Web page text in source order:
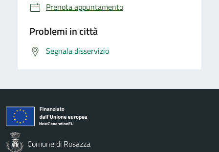
Prenota appuntamento
Problemi in città
Segnala disservizio
Comune di Rosazza